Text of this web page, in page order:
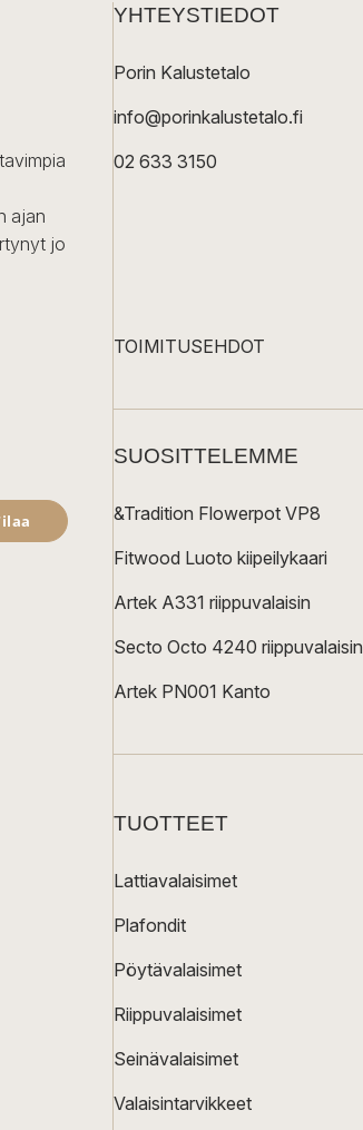
ajan
jo
YHTEYSTIEDOT
Porin Kalustetalo
info@porinkalustetalo.fi
02 633 3150
TOIMITUSEHDOT
SUOSITTELEMME
&Tradition Flowerpot VP8
Fitwood Luoto kiipeilykaari
Artek A331 riippuvalaisin
Secto Octo 4240 riippuvalaisin
Artek PN001 Kanto
TUOTTEET
Lattiavalaisimet
Plafondit
Pöytävalaisimet
Riippuvalaisimet
Seinävalaisimet
Valaisintarvikkeet